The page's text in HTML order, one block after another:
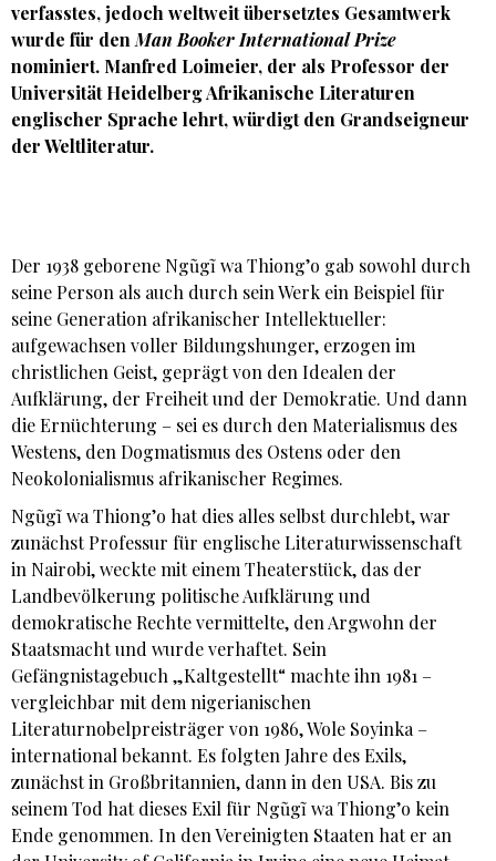
verfasstes, jedoch weltweit übersetztes Gesamtwerk
wurde für denMan Booker International Prize
nominiert. Manfred Loimeier, der als Professor der
Universität Heidelberg Afrikanische Literaturen
englischer Sprache lehrt, würdigt den Grandseigneur
der Weltliteratur.
Der 1938 geborene Ngũgĩ wa Thiong’o gab sowohl durch
seine Person als auch durch sein Werk ein Beispiel für
seine Generation afrikanischer Intellektueller:
aufgewachsen voller Bildungshunger, erzogen im
christlichen Geist, geprägt von den Idealen der
Aufklärung, der Freiheit und der Demokratie. Und dann
die Ernüchterung – sei es durch den Materialismus des
Westens, den Dogmatismus des Ostens oder den
Neokolonialismus afrikanischer Regimes.
Ngũgĩ wa Thiong’o hat dies alles selbst durchlebt, war
zunächst Professur für englische Literaturwissenschaft
in Nairobi, weckte mit einem Theaterstück, das der
Landbevölkerung politische Aufklärung und
demokratische Rechte vermittelte, den Argwohn der
Staatsmacht und wurde verhaftet. Sein
Gefängnistagebuch „Kaltgestellt“ machte ihn 1981 –
vergleichbar mit dem nigerianischen
Literaturnobelpreisträger von 1986, Wole Soyinka –
international bekannt. Es folgten Jahre des Exils,
zunächst in Großbritannien, dann in den USA. Bis zu
seinem Tod hat dieses Exil für Ngũgĩ wa Thiong’o kein
Ende genommen. In den Vereinigten Staaten hat er an